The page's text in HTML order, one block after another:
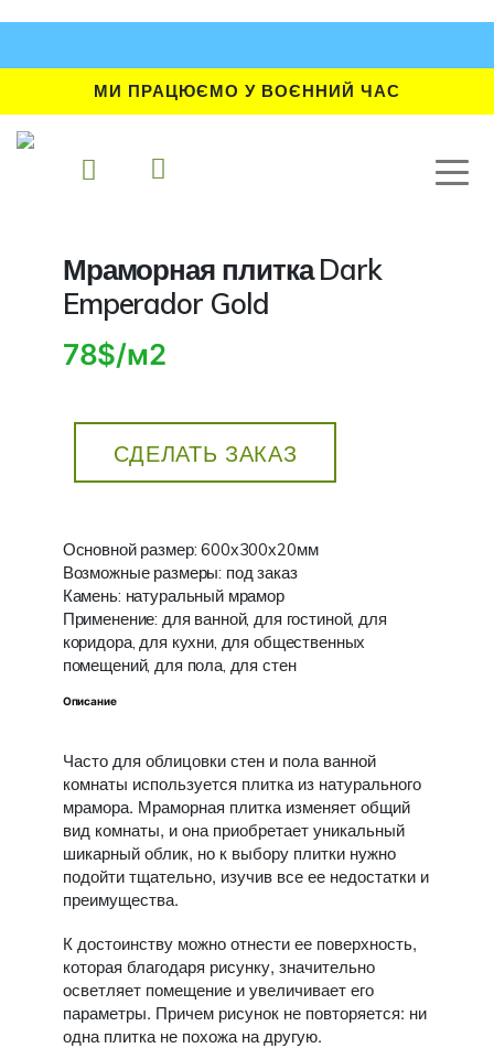
МИ ПРАЦЮЄМО У ВОЄННИЙ ЧАС
Мраморная плитка Dark
Emperador Gold
78$/м2
СДЕЛАТЬ ЗАКАЗ
Основной размер: 600х300х20мм
Возможные размеры: под заказ
Камень: натуральный мрамор
Применение: для ванной, для гостиной, для
коридора, для кухни, для общественных
помещений, для пола, для стен
Описание
Часто для облицовки стен и пола ванной
комнаты используется плитка из натурального
мрамора. Мраморная плитка изменяет общий
вид комнаты, и она приобретает уникальный
шикарный облик, но к выбору плитки нужно
подойти тщательно, изучив все ее недостатки и
преимущества.
К достоинству можно отнести ее поверхность,
которая благодаря рисунку, значительно
осветляет помещение и увеличивает его
параметры. Причем рисунок не повторяется: ни
одна плитка не похожа на другую.